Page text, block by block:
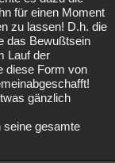
für einen Moment
zu lassen! D.h. die
das Bewußtsein
Lauf der
diese Form von
gänzlich
seine gesamte